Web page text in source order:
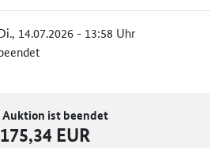
14.07.2026 - 13:58 Uhr
Auktion ist beendet
175,34 EUR